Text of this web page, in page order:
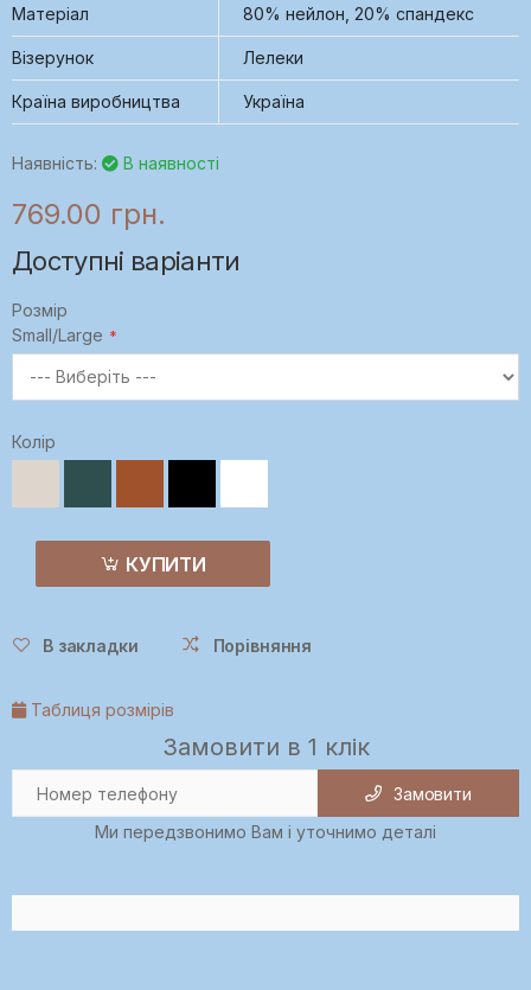
Матеріал 80% нейлон, 20% спандекс
Візерунок Лелеки
Країна виробництва Україна
Наявність: В наявності
769.00 грн.
Доступні варіанти
Розмір
Small/Large
Колір
КУПИТИ
В закладки Порівняння
Таблиця розмірів
Замовити в 1 клік
Замовити
Ми передзвонимо Вам і уточнимо деталі